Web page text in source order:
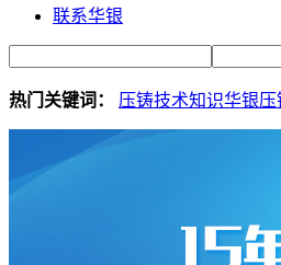
联系华银
热门关键词： 压铸技术知识华银压